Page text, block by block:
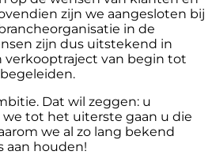
zijn we aangesloten bij
in de
zijn dus uitstekend in
verkooptraject van begin tot
Dat wil zeggen: u
tot het uiterste gaan u die
we al zo lang bekend
aan houden!